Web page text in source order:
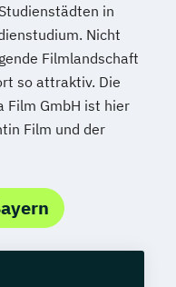
in
Nicht
Filmlandschaft
so attraktiv. Die
Film GmbH ist hier
Film und der